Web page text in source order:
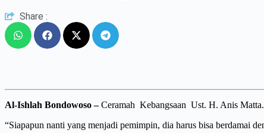
Share :
Al-Ishlah Bondowoso –Ceramah Kebangsaan Ust. H. Anis
“Siapapun nanti yang menjadi pemimpin, dia harus bisa berdamai